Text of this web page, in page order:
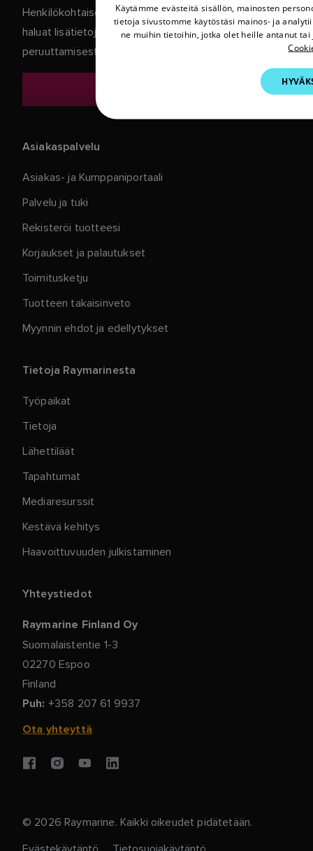
Henkilökohtaiset tietosi ovat meillä turvassa. Jos
haluat lisätietoja ja yksityiskohtia tilauksen
peruuttamisesta, lue
Asiakaspalvelu
Asiakas- ja Kumppaniportaali
Palvelu ja tuki
Rekisteröi tuotteesi
Korjaukset ja palautukset
Toimitusketju
Tuotteen takaisinveto
Myynnin ehdot ja edellytykset
Tietoja Raymarinesta
Työpaikat
Tietoja
Lähettiläät
Tapahtumat
Mediaresurssit
Kestävä kehitys
Haavoittuvuuden julkistaminen
Yhteystiedot
Raymarine Finland Oy
Suomalaistentie 1-3
02270 Espoo
Finland
Puh: +358 207 61 9937
Ota yhteyttä
© 2026 Raymarine. Kaikki oikeudet pidätetään.
Käytämme evästeitä sisällön, mainosten
tietoja sivustomme käytöstäsi mainos- ja
ne muihin tietoihin, jotka olet heille antanut